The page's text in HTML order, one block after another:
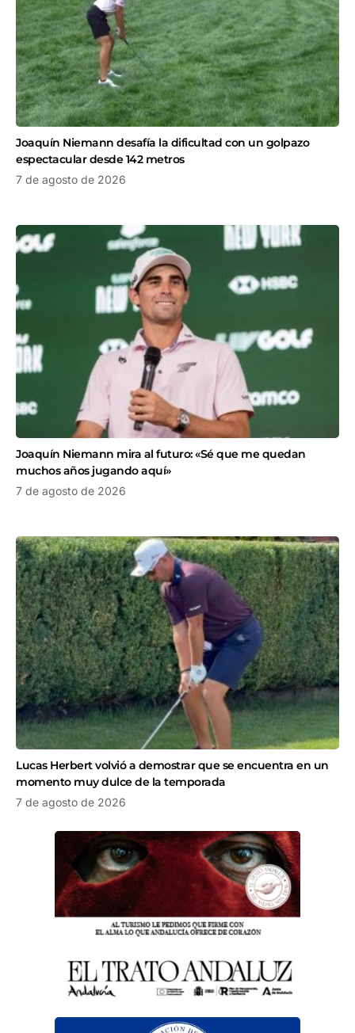
Joaquín Niemann desafía la dificultad con un golpazo
espectacular desde 142 metros
7 de agosto de 2026
Joaquín Niemann mira al futuro: «Sé que me quedan
muchos años jugando aquí»
7 de agosto de 2026
Lucas Herbert volvió a demostrar que se encuentra en un
momento muy dulce de la temporada
7 de agosto de 2026